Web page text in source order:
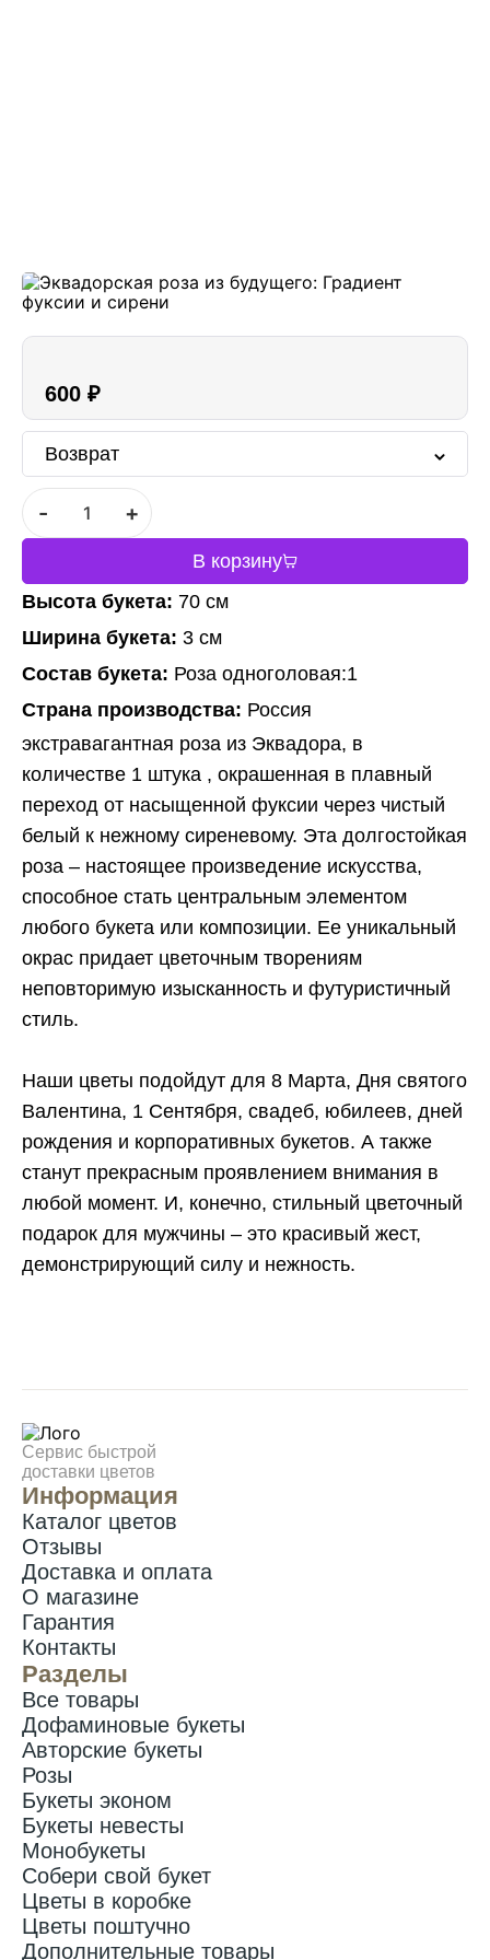
600 ₽
Возврат
- +
В корзину
Высота букета: 70 см
Ширина букета: 3 см
Состав букета: Роза одноголовая:1
Страна производства: Россия
экстравагантная роза из Эквадора, в
количестве 1 штука , окрашенная в плавный
переход от насыщенной фуксии через чистый
белый к нежному сиреневому. Эта долгостойкая
роза – настоящее произведение искусства,
способное стать центральным элементом
любого букета или композиции. Ее уникальный
окрас придает цветочным творениям
неповторимую изысканность и футуристичный
стиль.
Наши цветы подойдут для 8 Марта, Дня святого
Валентина, 1 Сентября, свадеб, юбилеев, дней
рождения и корпоративных букетов. А также
станут прекрасным проявлением внимания в
любой момент. И, конечно, стильный цветочный
подарок для мужчины – это красивый жест,
демонстрирующий силу и нежность.
Сервис быстрой
доставки цветов
Информация
Каталог цветов
Отзывы
Доставка и оплата
О магазине
Гарантия
Контакты
Разделы
Все товары
Дофаминовые букеты
Авторские букеты
Розы
Букеты эконом
Букеты невесты
Монобукеты
Собери свой букет
Цветы в коробке
Цветы поштучно
Дополнительные товары